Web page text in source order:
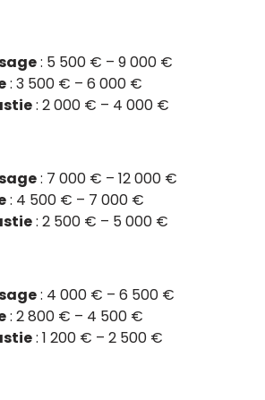
: 5 500 € – 9 000 €
: 3 500 € – 6 000 €
: 2 000 € – 4 000 €
: 7 000 € – 12 000 €
: 4 500 € – 7 000 €
: 2 500 € – 5 000 €
: 4 000 € – 6 500 €
: 2 800 € – 4 500 €
: 1 200 € – 2 500 €